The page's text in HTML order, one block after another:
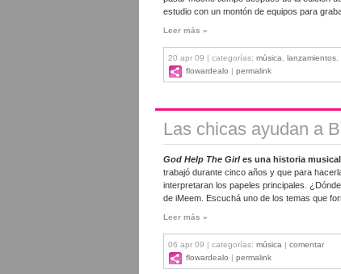
estudio con un montón de equipos para
Leer más »
20 apr 09 | categorías: música lanzamientos
flowardealo | permalink
Las chicas ayudan a
God Help The Girles una historia musical
trabajó durante cinco años y que para
interpretaran los papeles principales.
de iMeem. Escuchá uno de los temas que
Leer más »
06 apr 09 | categorías: música | comentar
flowardealo | permalink